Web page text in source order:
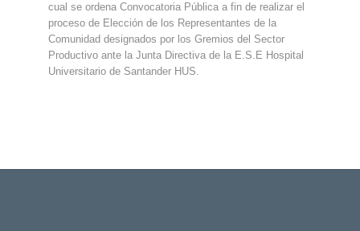
cual se ordena Convocatoria Pública a fin de realizar el
proceso de Elección de los Representantes de la
Comunidad designados por los Gremios del Sector
Productivo ante la Junta Directiva de la E.S.E Hospital
Universitario de Santander HUS.